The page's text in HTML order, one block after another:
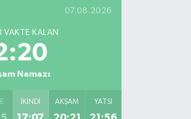
07.08.2026
VAKTE KALAN
Namazı
İKINDI AKŞAM YATSI